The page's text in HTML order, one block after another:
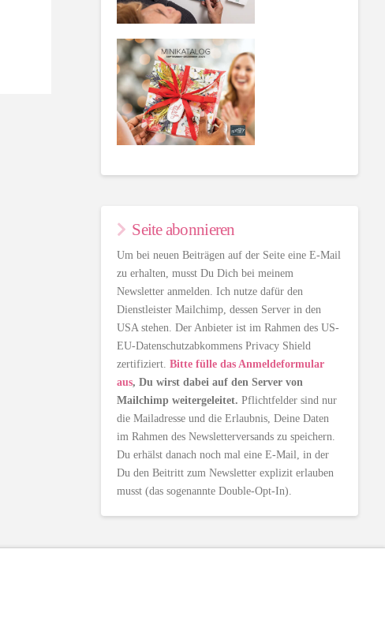
Seite abonnieren
Um bei neuen Beiträgen auf der Seite eine E-Mail
zu erhalten, musst Du Dich bei meinem
Newsletter anmelden. Ich nutze dafür den
Dienstleister Mailchimp, dessen Server in den
USA stehen. Der Anbieter ist im Rahmen des US-
EU-Datenschutzabkommens Privacy Shield
zertifiziert.Bitte fülle das Anmeldeformular
aus, Du wirst dabei auf den Server von
Mailchimp weitergeleitet. Pflichtfelder sind nur
die Mailadresse und die Erlaubnis, Deine Daten
im Rahmen des Newsletterversands zu speichern.
Du erhälst danach noch mal eine E-Mail, in der
Du den Beitritt zum Newsletter explizit erlauben
musst (das sogenannte Double-Opt-In).